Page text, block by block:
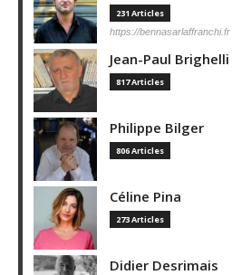
231 Articles
https://bennasarlaffranchi.fr
Jean-Paul Brighelli
817 Articles
Philippe Bilger
806 Articles
Céline Pina
273 Articles
Didier Desrimais